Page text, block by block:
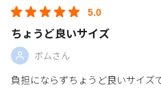
5.0
ちょうど良いサイズ
ボムさん
負担にならずちょうど良いサイズ